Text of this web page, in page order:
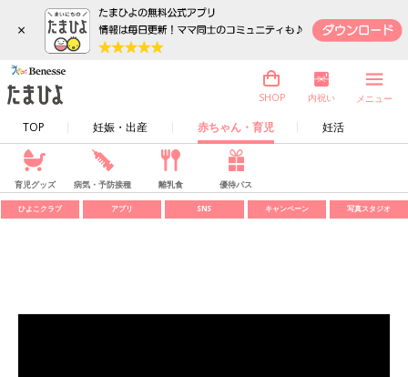
×
TOP 妊娠・出産 赤ちゃん・育児 妊活
SHOP 内祝い メニュー
育児グッズ 病気・予防接種 離乳食 優待パス
ひよこクラブ アプリ SNS キャンペーン 写真スタジオ